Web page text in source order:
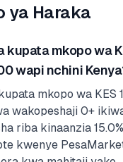
ya Haraka
kupata mkopo wa
wapi nchini
mkopo wa KES
wakopeshaji 0+
riba kinaanzia
kwenye